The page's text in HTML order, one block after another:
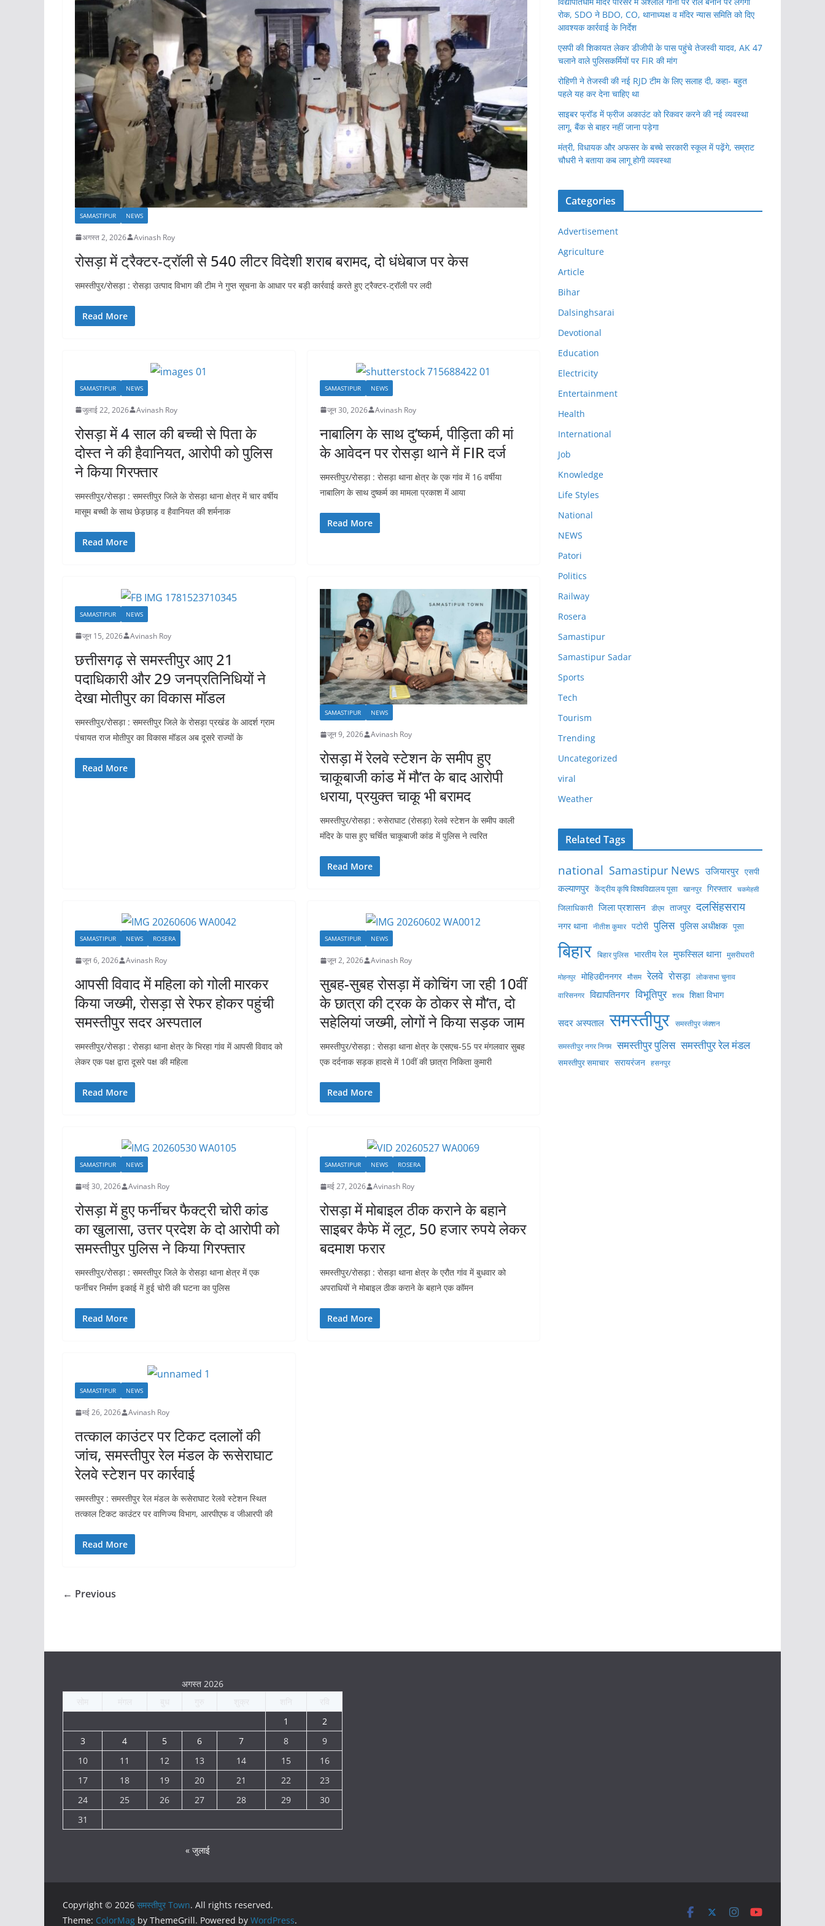
SAMASTIPUR NEWS
अगस्त 2, 2026 Avinash Roy
रोसड़ा में ट्रैक्टर-ट्रॉली से 540 लीटर विदेशी शराब बरामद, दो धंधेबाज पर केस
समस्तीपुर/रोसड़ा : रोसड़ा उत्पाद विभाग की टीम ने गुप्त सूचना के आधार पर बड़ी कार्रवाई करते हुए ट्रैक्टर-ट्रॉली पर लदी
Read More
SAMASTIPUR NEWS
जुलाई 22, 2026 Avinash Roy
रोसड़ा में 4 साल की बच्ची से पिता के
दोस्त ने की हैवानियत, आरोपी को पुलिस
ने किया गिरफ्तार
समस्तीपुर/रोसड़ा : समस्तीपुर जिले के रोसड़ा थाना क्षेत्र में चार वर्षीय
मासूम बच्ची के साथ छेड़छाड़ व हैवानियत की शर्मनाक
Read More
SAMASTIPUR NEWS
जून 30, 2026 Avinash Roy
नाबालिग के साथ दु’ष्कर्म, पीड़िता की मां
के आवेदन पर रोसड़ा थाने में FIR दर्ज
समस्तीपुर/रोसड़ा : रोसड़ा थाना क्षेत्र के एक गांव में 16 वर्षीया
नाबालिग के साथ दुष्कर्म का मामला प्रकाश में आया
Read More
SAMASTIPUR NEWS
जून 15, 2026 Avinash Roy
छत्तीसगढ़ से समस्तीपुर आए 21
पदाधिकारी और 29 जनप्रतिनिधियों ने
देखा मोतीपुर का विकास मॉडल
समस्तीपुर/रोसड़ा : समस्तीपुर जिले के रोसड़ा प्रखंड के आदर्श ग्राम
पंचायत राज मोतीपुर का विकास मॉडल अब दूसरे राज्यों के
Read More
SAMASTIPUR NEWS
जून 9, 2026 Avinash Roy
रोसड़ा में रेलवे स्टेशन के समीप हुए
चाकूबाजी कांड में माै’त के बाद आरोपी
धराया, प्रयुक्त चाकू भी बरामद
समस्तीपुर/रोसड़ा : रुसेराघाट (रोसड़ा) रेलवे स्टेशन के समीप काली
मंदिर के पास हुए चर्चित चाकूबाजी कांड में पुलिस ने त्वरित
Read More
SAMASTIPUR NEWS ROSERA
जून 6, 2026 Avinash Roy
आपसी विवाद में महिला को गोली मारकर
किया जख्मी, रोसड़ा से रेफर होकर पहुंची
समस्तीपुर सदर अस्पताल
समस्तीपुर/रोसड़ा : रोसड़ा थाना क्षेत्र के भिरहा गांव में आपसी विवाद को
लेकर एक पक्ष द्वारा दूसरे पक्ष की महिला
Read More
SAMASTIPUR NEWS
जून 2, 2026 Avinash Roy
सुबह-सुबह रोसड़ा में कोचिंग जा रही 10वीं
के छात्रा की ट्रक के ठोकर से मौ’त, दो
सहेलियां जख्मी, लोगों ने किया सड़क जाम
समस्तीपुर/रोसड़ा : रोसड़ा थाना क्षेत्र के एसएच-55 पर मंगलवार सुबह
एक दर्दनाक सड़क हादसे में 10वीं की छात्रा निकिता कुमारी
Read More
SAMASTIPUR NEWS
मई 30, 2026 Avinash Roy
रोसड़ा में हुए फर्नीचर फैक्ट्री चोरी कांड
का खुलासा, उत्तर प्रदेश के दो आरोपी को
समस्तीपुर पुलिस ने किया गिरफ्तार
समस्तीपुर/रोसड़ा : समस्तीपुर जिले के रोसड़ा थाना क्षेत्र में एक
फर्नीचर निर्माण इकाई में हुई चोरी की घटना का पुलिस
Read More
SAMASTIPUR NEWS ROSERA
मई 27, 2026 Avinash Roy
रोसड़ा में मोबाइल ठीक कराने के बहाने
साइबर कैफे में लूट, 50 हजार रुपये लेकर
बदमाश फरार
समस्तीपुर/रोसड़ा : रोसड़ा थाना क्षेत्र के एरौत गांव में बुधवार को
अपराधियों ने मोबाइल ठीक कराने के बहाने एक कॉमन
Read More
SAMASTIPUR NEWS
मई 26, 2026 Avinash Roy
तत्काल काउंटर पर टिकट दलालों की
जांच, समस्तीपुर रेल मंडल के रूसेराघाट
रेलवे स्टेशन पर कार्रवाई
समस्तीपुर : समस्तीपुर रेल मंडल के रूसेराघाट रेलवे स्टेशन स्थित
तत्काल टिकट काउंटर पर वाणिज्य विभाग, आरपीएफ व जीआरपी की
Read More
← Previous
रोक, SDO ने BDO, CO, थानाध्यक्ष व मंदिर न्यास समिति को दिए
आवश्यक कार्रवाई के निर्देश
एसपी की शिकायत लेकर डीजीपी के पास पहुंचे तेजस्वी यादव, AK 47
चलाने वाले पुलिसकर्मियों पर FIR की मांग
रोहिणी ने तेजस्वी की नई RJD टीम के लिए सलाह दी, कहा- बहुत
पहले यह कर देना चाहिए था
साइबर फ्रॉड में फ्रीज अकाउंट को रिकवर करने की नई व्यवस्था
लागू, बैंक से बाहर नहीं जाना पड़ेगा
मंत्री, विधायक और अफसर के बच्चे सरकारी स्कूल में पढ़ेंगे, सम्राट
चौधरी ने बताया कब लागू होगी व्यवस्था
Categories
Advertisement
Agriculture
Article
Bihar
Dalsinghsarai
Devotional
Education
Electricity
Entertainment
Health
International
Job
Knowledge
Life Styles
National
NEWS
Patori
Politics
Railway
Rosera
Samastipur
Samastipur Sadar
Sports
Tech
Tourism
Trending
Uncategorized
viral
Weather
Related Tags
national Samastipur News उजियारपुर एसपी
कल्याणपुर केंद्रीय कृषि विश्वविद्यालय पूसा खानपुर गिरफ्तार चकमेहसी
जिलाधिकारी जिला प्रशासन डीएम ताजपुर दलसिंहसराय
नगर थाना नीतीश कुमार पटोरी पुलिस पुलिस अधीक्षक पूसा
बिहार बिहार पुलिस भारतीय रेल मुफस्सिल थाना मुसरीघरारी
मोहनपुर मोहिउद्दीननगर मौसम रेलवे रोसड़ा लोकसभा चुनाव
वारिसनगर विद्यापतिनगर विभूतिपुर शराब शिक्षा विभाग
सदर अस्पताल समस्तीपुर समस्तीपुर जंक्शन
समस्तीपुर नगर निगम समस्तीपुर पुलिस समस्तीपुर रेल मंडल
समस्तीपुर समाचार सरायरंजन हसनपुर
अगस्त 2026
1
2
3
4 5 6 7 8
9
10
11 12 13 14 15
16
17
18 19 20 21 22
23
24
25 26 27 28 29
30
31
« जुलाई
Copyright © 2026 समस्तीपुर Town. All rights reserved.
Theme: ColorMag by ThemeGrill. Powered by WordPress.